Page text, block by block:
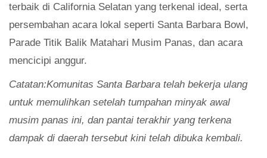
terbaik di California Selatan yang terkenal ideal, serta
persembahan acara lokal seperti Santa Barbara Bowl,
Parade Titik Balik Matahari Musim Panas, dan acara
mencicipi anggur.
Catatan:Komunitas Santa Barbara telah bekerja ulang
untuk memulihkan setelah tumpahan minyak awal
musim panas ini, dan pantai terakhir yang terkena
dampak di daerah tersebut kini telah dibuka kembali.